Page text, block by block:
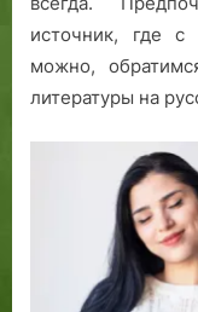
источник, где с
можно,
литературы на